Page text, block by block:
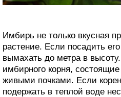
Имбирь не только вкусная
растение. Если посадить
вымахать до метра в
имбирного корня,
живыми почками. Если
подержать в теплой воде